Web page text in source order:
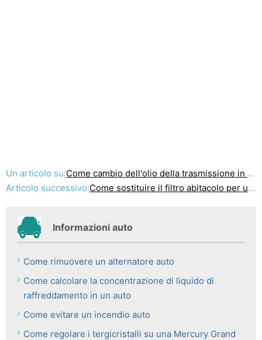
Un articolo su:Come cambio dell'olio della trasmissione in un 1978 Ford Motor Home
Articolo successivo:Come sostituire il filtro abitacolo per un 2006 Toyota Camry
Informazioni auto
Come rimuovere un alternatore auto
Come calcolare la concentrazione di liquido di
raffreddamento in un auto
Come evitare un incendio auto
Come regolare i tergicristalli su una Mercury Grand